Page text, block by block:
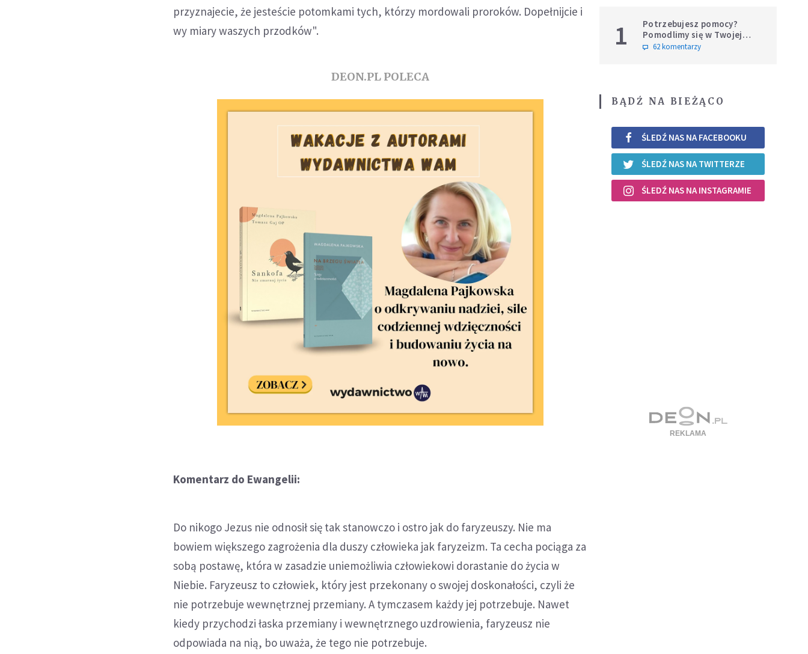
przyznajecie, że jesteście potomkami tych, którzy mordowali proroków. Dopełnijcie i
wy miary waszych przodków".
DEON.PL POLECA
Komentarz do Ewangelii:
Do nikogo Jezus nie odnosił się tak stanowczo i ostro jak do faryzeuszy. Nie ma
bowiem większego zagrożenia dla duszy człowieka jak faryzeizm. Ta cecha pociąga za
sobą postawę, która w zasadzie uniemożliwia człowiekowi dorastanie do życia w
Niebie. Faryzeusz to człowiek, który jest przekonany o swojej doskonałości, czyli że
nie potrzebuje wewnętrznej przemiany. A tymczasem każdy jej potrzebuje. Nawet
kiedy przychodzi łaska przemiany i wewnętrznego uzdrowienia, faryzeusz nie
odpowiada na nią, bo uważa, że tego nie potrzebuje.
1
Potrzebujesz pomocy?
Pomodlimy się w Twojej
intencji
62 komentarzy
BĄDŹ NA BIEŻĄCO
ŚLEDŹ NAS NA FACEBOOKU
ŚLEDŹ NAS NA TWITTERZE
ŚLEDŹ NAS NA INSTAGRAMIE